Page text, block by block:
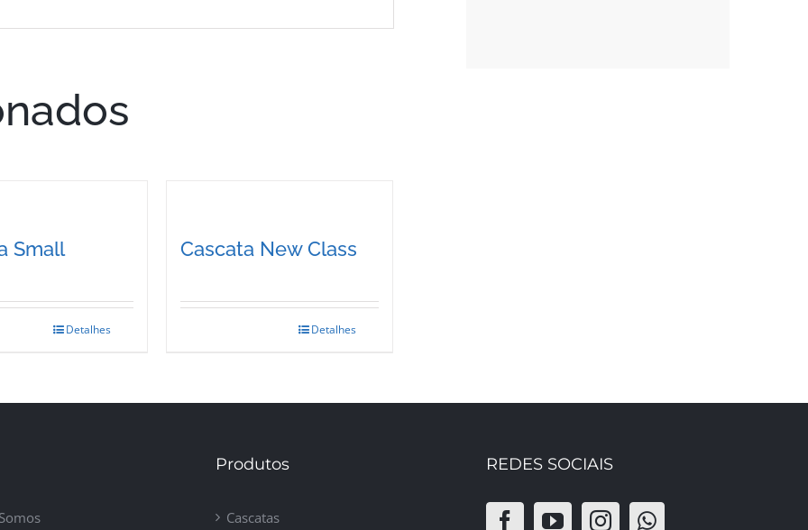
Small
Detalhes
Cascata New Class
Detalhes
Produtos
Cascatas
REDES SOCIAIS